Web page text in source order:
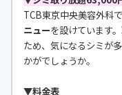
TCB東京中央美容外科
ニューを設けています
ため、気になるシミが
かがでしょうか。
▼料金表